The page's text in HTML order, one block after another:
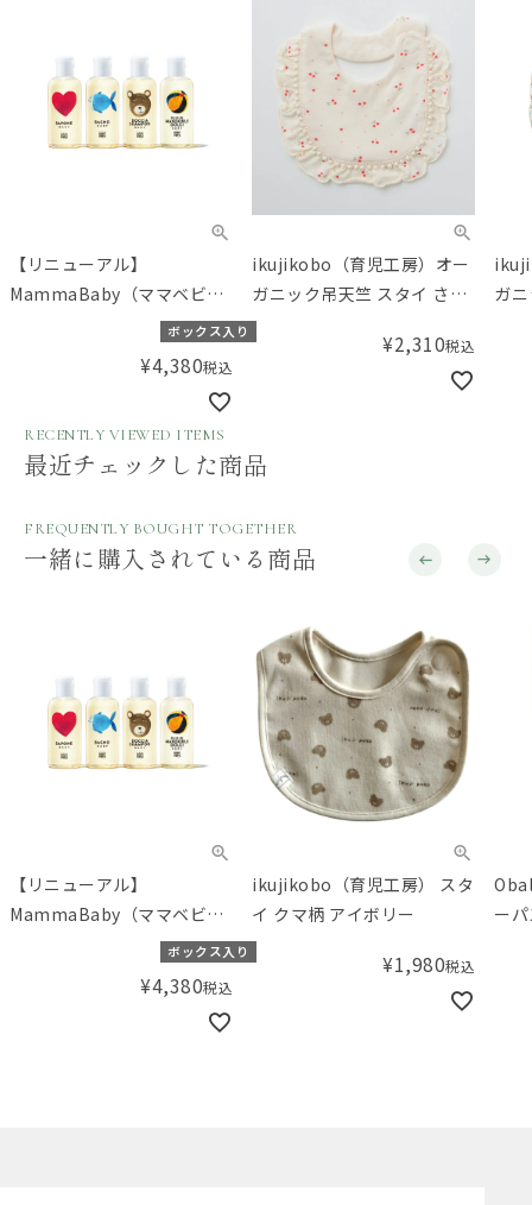
【リニューアル】
MammaBaby（ママベビ
ー） スペシャルキットボックス入り
¥4,380税込
ikujikobo（育児工房）オー
ガニック吊天竺 スタイ さく
らんぼ
¥2,310税込
ガ
RECENTLY VIEWED ITEMS
最近チェックした商品
FREQUENTLY BOUGHT TOGETHER
一緒に購入されている商品
【リニューアル】
MammaBaby（ママベビ
ー） スペシャルキットボックス入り
¥4,380税込
ikujikobo（育児工房） スタ
イ クマ柄 アイボリー
¥1,980税込
ー